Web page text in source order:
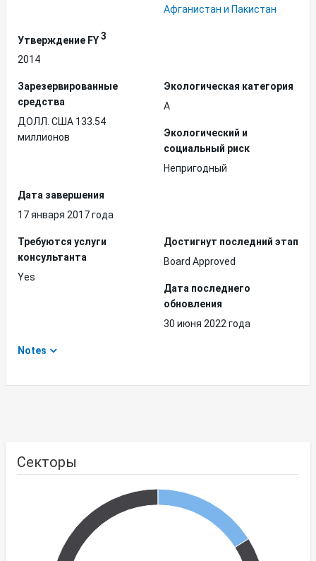
Афганистан и Пакистан
Утверждение FY3
2014
Зарезервированные
средства
ДОЛЛ. США 133.54
миллионов
Экологическая категория
A
Экологический и
социальный риск
Непригодный
Дата завершения
17 января 2017 года
Требуются услуги
консультанта
Yes
Достигнут последний этап
Board Approved
Дата последнего
обновления
30 июня 2022 года
Notes
Секторы